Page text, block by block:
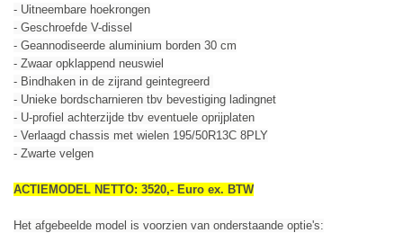
- Uitneembare hoekrongen
- Geschroefde V-dissel
- Geannodiseerde aluminium borden 30 cm
- Zwaar opklappend neuswiel
- Bindhaken in de zijrand geintegreerd
- Unieke bordscharnieren tbv bevestiging ladingnet
- U-profiel achterzijde tbv eventuele oprijplaten
- Verlaagd chassis met wielen 195/50R13C 8PLY
- Zwarte velgen
ACTIEMODEL NETTO: 3520,- Euro ex. BTW
Het afgebeelde model is voorzien van onderstaande optie's: